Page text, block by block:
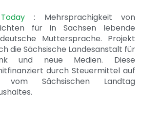
Today: Mehrsprachigkeit von
für in Sachsen lebende
Muttersprache. Projekt
die Sächsische Landesanstalt für
und neue Medien. Diese
durch Steuermittel auf
vom Sächsischen Landtag